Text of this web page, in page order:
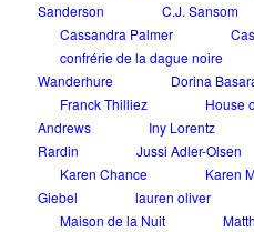
Sanderson
C.J. Sansom
Cassandra Palmer
confrérie de la dague noire
Wanderhure
Dorina
Franck Thilliez
House
Andrews
Iny Lorentz
Rardin
Jussi Adler-Olsen
Karen Chance
Karen
Giebel
lauren oliver
Maison de la Nuit